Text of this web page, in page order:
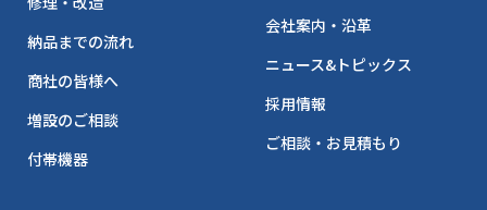
納品までの流れ
商社の皆様へ
増設のご相談
付帯機器
会社案内・沿革
ニュース&トピックス
採用情報
ご相談・お見積もり